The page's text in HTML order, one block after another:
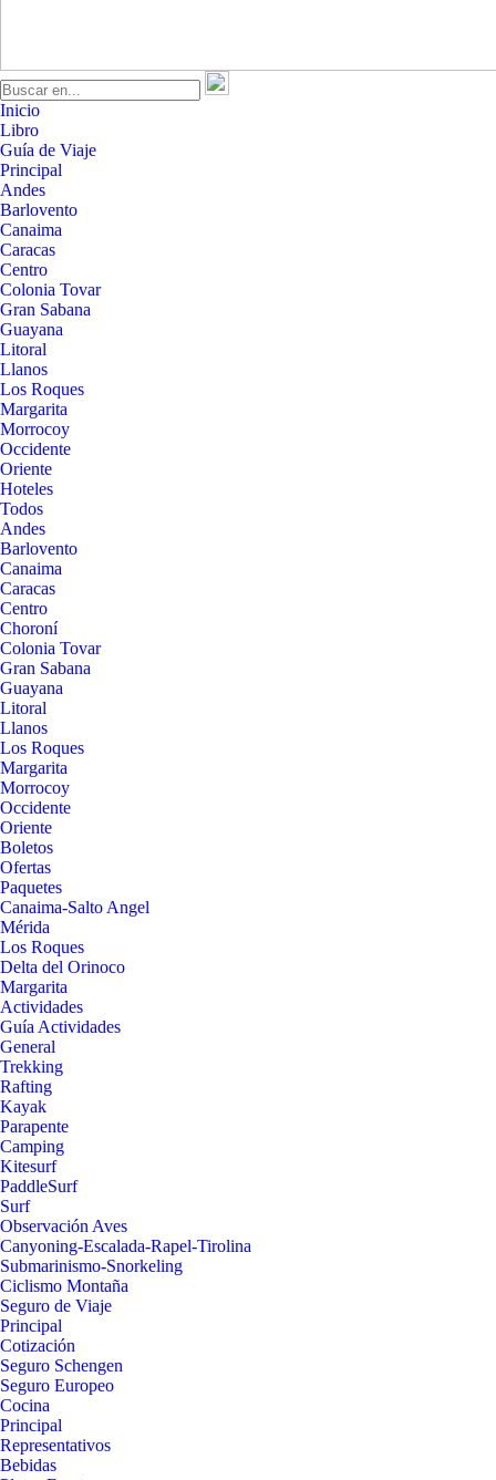
Inicio
Libro
Guía de Viaje
Principal
Andes
Barlovento
Canaima
Caracas
Centro
Colonia Tovar
Gran Sabana
Guayana
Litoral
Llanos
Los Roques
Margarita
Morrocoy
Occidente
Oriente
Hoteles
Todos
Andes
Barlovento
Canaima
Caracas
Centro
Choroní
Colonia Tovar
Gran Sabana
Guayana
Litoral
Llanos
Los Roques
Margarita
Morrocoy
Occidente
Oriente
Boletos
Ofertas
Paquetes
Canaima-Salto Angel
Mérida
Los Roques
Delta del Orinoco
Margarita
Actividades
Guía Actividades
General
Trekking
Rafting
Kayak
Parapente
Camping
Kitesurf
PaddleSurf
Surf
Observación Aves
Canyoning-Escalada-Rapel-Tirolina
Submarinismo-Snorkeling
Ciclismo Montaña
Seguro de Viaje
Principal
Cotización
Seguro Schengen
Seguro Europeo
Cocina
Principal
Representativos
Bebidas